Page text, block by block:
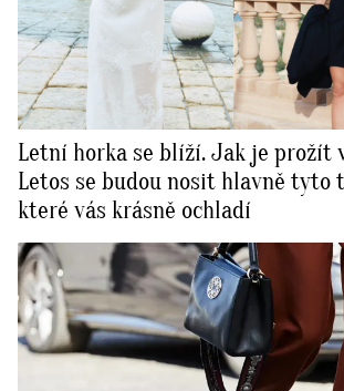
Letní horka se blíží. Jak je prožít
Letos se budou nosit hlavně
které vás krásně ochladí